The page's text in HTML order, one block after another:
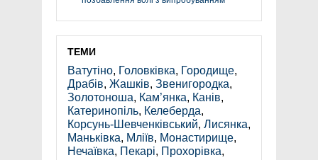
ТЕМИ
Ватутіно, Головківка, Городище,
Драбів, Жашків, Звенигородка,
Золотоноша, Кам’янка, Канів,
Катеринопіль, Келеберда,
Корсунь-Шевченківський, Лисянка,
Маньківка, Мліїв, Монастирище,
Нечаївка, Пекарі, Прохорівка,